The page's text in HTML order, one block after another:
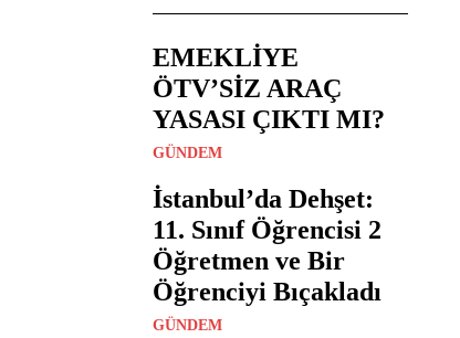
EMEKLİYE
ÖTV’SİZ ARAÇ
YASASI ÇIKTI MI?
GÜNDEM
İstanbul’da Dehşet:
11. Sınıf Öğrencisi 2
Öğretmen ve Bir
Öğrenciyi Bıçakladı
GÜNDEM